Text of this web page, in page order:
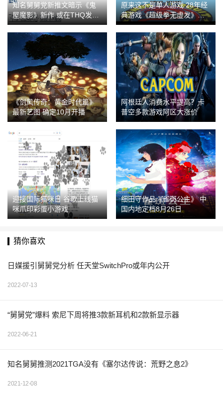
知名舅舅党新推文暗示《鬼
屋魔影》新作 或在THQ发布
会公布
原来这不是单人游戏 28年经
典游戏《超级拳无虚发》隐
藏双人模式被发现
《剑风传奇：黄金时代篇》
最新艺图 确定10月开播
阿根廷人消费水平提高？卡
普空多款游戏阿区大涨价
迎接国际猫咪日 谷歌上线猫
咪爪印彩蛋小游戏
细田守作品《雀斑公主》 中
国内地定档8月26日
猜你喜欢
日媒援引舅舅党分析 任天堂SwitchPro或年内公开
2022-07-13
“舅舅党”爆料 索尼下周将推3款新耳机和2款新显示器
2022-06-21
知名舅舅推测2021TGA没有《塞尔达传说：荒野之息2》
2021-12-08